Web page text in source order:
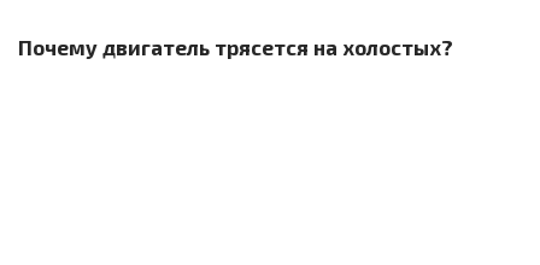
Почему двигатель трясется на холостых?